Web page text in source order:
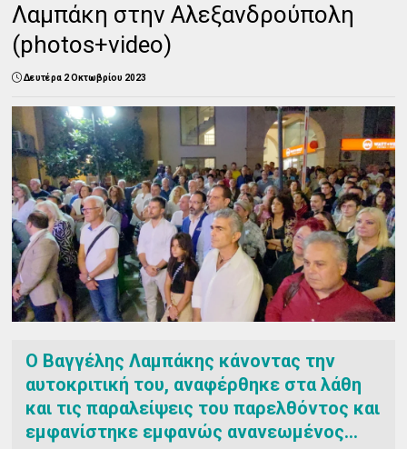
Λαμπάκη στην Αλεξανδρούπολη
(photos+video)
Δευτέρα 2 Οκτωβρίου 2023
Ο Βαγγέλης Λαμπάκης κάνοντας την
αυτοκριτική του, αναφέρθηκε στα λάθη
και τις παραλείψεις του παρελθόντος και
εμφανίστηκε εμφανώς ανανεωμένος...